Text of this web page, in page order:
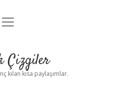
Uyarı
menüyü
Çizgiler
kılan kısa paylaşımlar.